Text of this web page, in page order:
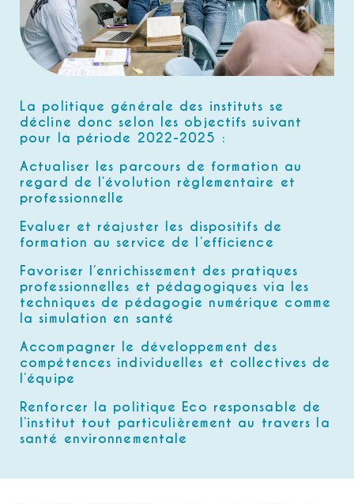
La politique générale des instituts se
décline donc selon les objectifs suivant
pour la période 2022-2025 :
Actualiser les parcours de formation au
regard de l’évolution règlementaire et
professionnelle
Evaluer et réajuster les dispositifs de
formation au service de l’efficience
Favoriser l’enrichissement des pratiques
professionnelles et pédagogiques via les
techniques de pédagogie numérique comme
la simulation en santé
Accompagner le développement des
compétences individuelles et collectives de
l’équipe
Renforcer la politique Eco responsable de
l’institut tout particulièrement au travers la
santé environnementale